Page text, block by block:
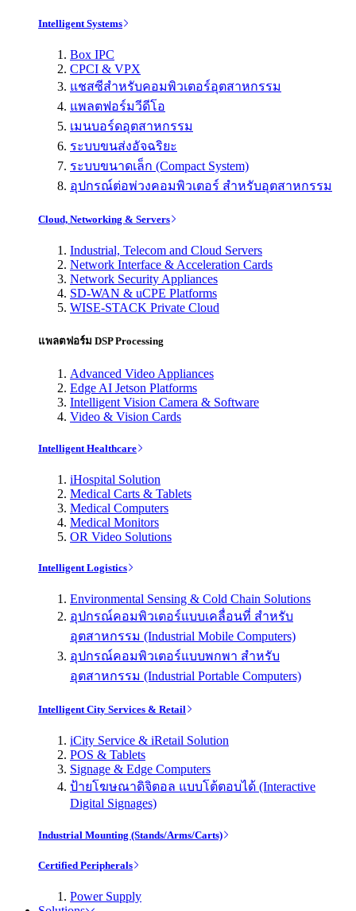
Intelligent Systems
Box IPC
CPCI & VPX
แชสซีสำหรับคอมพิวเตอร์อุตสาหกรรม
แพลตฟอร์มวีดีโอ
เมนบอร์ดอุตสาหกรรม
ระบบขนส่งอัจฉริยะ
ระบบขนาดเล็ก (Compact System)
อุปกรณ์ต่อพ่วงคอมพิวเตอร์ สำหรับอุตสาหกรรม
Cloud, Networking & Servers
Industrial, Telecom and Cloud Servers
Network Interface & Acceleration Cards
Network Security Appliances
SD-WAN & uCPE Platforms
WISE-STACK Private Cloud
แพลตฟอร์ม DSP Processing
Advanced Video Appliances
Edge AI Jetson Platforms
Intelligent Vision Camera & Software
Video & Vision Cards
Intelligent Healthcare
iHospital Solution
Medical Carts & Tablets
Medical Computers
Medical Monitors
OR Video Solutions
Intelligent Logistics
Environmental Sensing & Cold Chain Solutions
อุปกรณ์คอมพิวเตอร์แบบเคลื่อนที่ สำหรับ
อุตสาหกรรม (Industrial Mobile Computers)
อุปกรณ์คอมพิวเตอร์แบบพกพา สำหรับ
อุตสาหกรรม (Industrial Portable Computers)
Intelligent City Services & Retail
iCity Service & iRetail Solution
POS & Tablets
Signage & Edge Computers
ป้ายโฆษณาดิจิตอล แบบโต้ตอบได้ (Interactive
Digital Signages)
Industrial Mounting (Stands/Arms/Carts)
Certified Peripherals
Power Supply